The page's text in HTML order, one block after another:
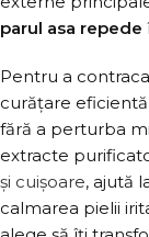
parul asa repede
Pentru a
curățare
fără a perturba
extracte
și cuișoare, ajută
calmarea pielii